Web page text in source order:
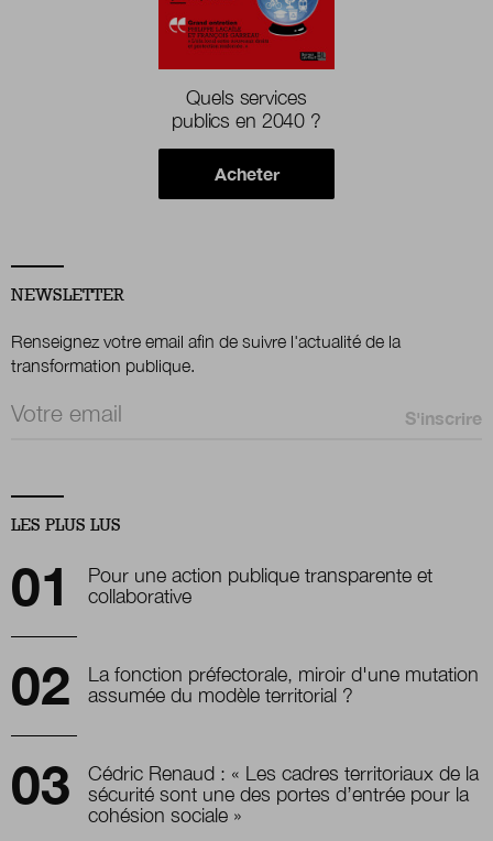
Quels services
publics en 2040 ?
Acheter
NEWSLETTER
Renseignez votre email afin de suivre l'actualité de la
transformation publique.
Email *
LES PLUS LUS
Pour une action publique transparente et
collaborative
La fonction préfectorale, miroir d'une mutation
assumée du modèle territorial ?
Cédric Renaud : « Les cadres territoriaux de la
sécurité sont une des portes d’entrée pour la
cohésion sociale »